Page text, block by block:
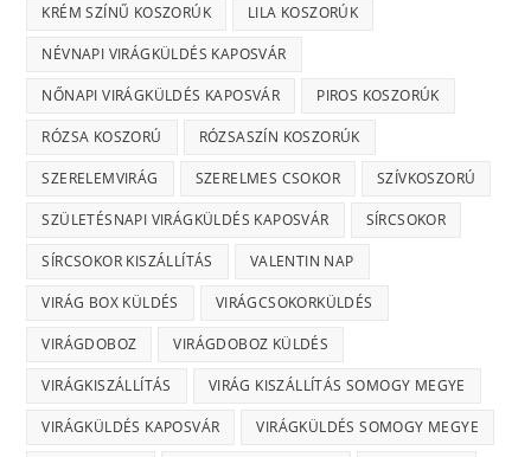
KRÉM SZÍNŰ KOSZORÚK LILA KOSZORÚK
NÉVNAPI VIRÁGKÜLDÉS KAPOSVÁR
NŐNAPI VIRÁGKÜLDÉS KAPOSVÁR PIROS KOSZORÚK
RÓZSA KOSZORÚ RÓZSASZÍN KOSZORÚK
SZERELEMVIRÁG SZERELMES CSOKOR SZÍVKOSZORÚ
SZÜLETÉSNAPI VIRÁGKÜLDÉS KAPOSVÁR SÍRCSOKOR
SÍRCSOKOR KISZÁLLÍTÁS VALENTIN NAP
VIRÁG BOX KÜLDÉS VIRÁGCSOKORKÜLDÉS
VIRÁGDOBOZ VIRÁGDOBOZ KÜLDÉS
VIRÁGKISZÁLLÍTÁS VIRÁG KISZÁLLÍTÁS SOMOGY MEGYE
VIRÁGKÜLDÉS KAPOSVÁR VIRÁGKÜLDÉS SOMOGY MEGYE